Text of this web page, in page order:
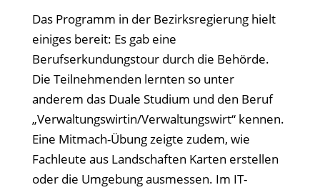
Das Programm in der Bezirksregierung hielt
einiges bereit: Es gab eine
Berufserkundungstour durch die Behörde.
Die Teilnehmenden lernten so unter
anderem das Duale Studium und den Beruf
„Verwaltungswirtin/Verwaltungswirt“ kennen.
Eine Mitmach-Übung zeigte zudem, wie
Fachleute aus Landschaften Karten erstellen
oder die Umgebung ausmessen. Im IT-